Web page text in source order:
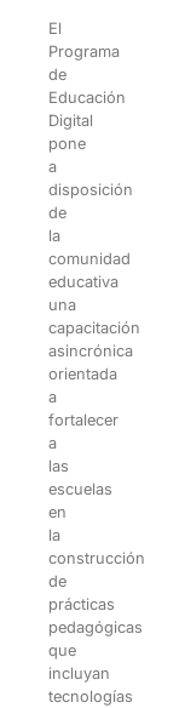
El
Programa
de
Educación
Digital
pone
a
disposición
de
la
comunidad
educativa
una
capacitación
asincrónica
orientada
a
fortalecer
a
las
escuelas
en
la
construcción
de
prácticas
pedagógicas
que
incluyan
tecnologías